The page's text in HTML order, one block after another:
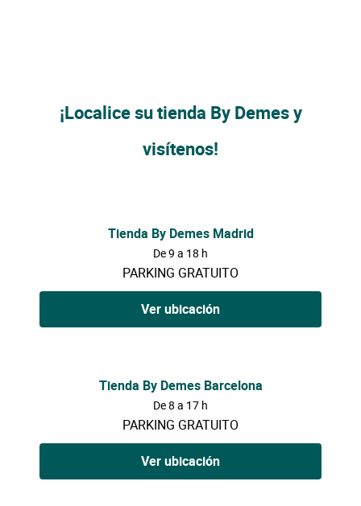
¡Localice su tienda By Demes y
visítenos!
Tienda By Demes Madrid
De 9 a 18 h
PARKING GRATUITO
Ver ubicación
Tienda By Demes Barcelona
De 8 a 17 h
PARKING GRATUITO
Ver ubicación